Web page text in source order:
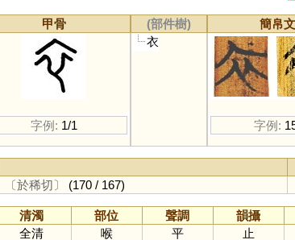
甲骨
字例: 1/1
(部件樹)
衣
簡帛
字例:
〔於稀切〕 (170 / 167)
清濁 部位 聲調 韻攝
全清 喉 平 止